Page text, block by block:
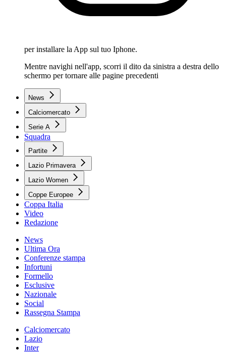
per installare la App sul tuo Iphone.
Mentre navighi nell'app, scorri il dito da sinistra a destra dello
schermo per tornare alle pagine precedenti
News
Calciomercato
Serie A
Squadra
Partite
Lazio Primavera
Lazio Women
Coppe Europee
Coppa Italia
Video
Redazione
News
Ultima Ora
Conferenze stampa
Infortuni
Formello
Esclusive
Nazionale
Social
Rassegna Stampa
Calciomercato
Lazio
Inter